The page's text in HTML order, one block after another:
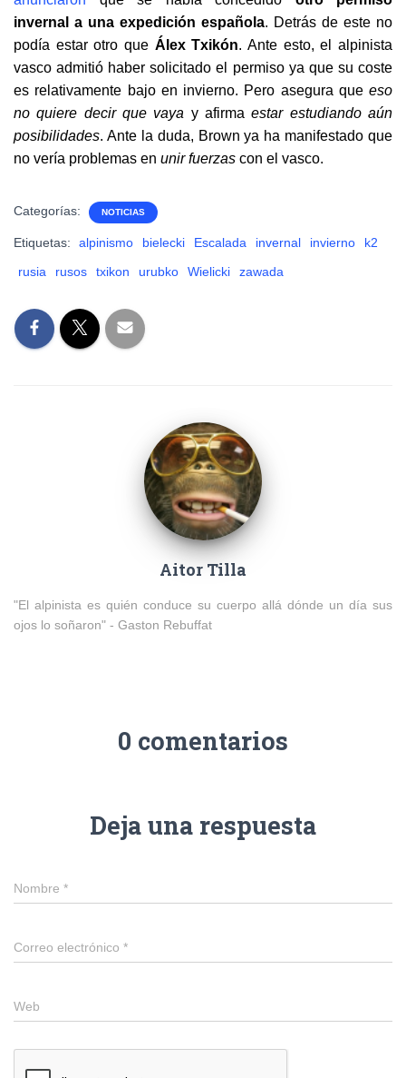
invernal a una expedición española. Detrás de este no
podía estar otro que Álex Txikón. Ante esto, el alpinista
vasco admitió haber solicitado el permiso ya que su coste
es relativamente bajo en invierno. Pero asegura que eso
no quiere decir que vaya y afirmaestar estudiando aún
posibilidades. Ante la duda, Brown ya ha manifestado que
no vería problemas en unir fuerzas con el vasco.
Categorías: NOTICIAS
Etiquetas: alpinismo bielecki Escalada invernal invierno
k2
rusia
rusos txikon urubko Wielicki zawada
Aitor Tilla
"El alpinista es quién conduce su cuerpo allá dónde un día sus
ojos lo soñaron" - Gaston Rebuffat
0 comentarios
Deja una respuesta
Nombre *
Correo electrónico *
Web